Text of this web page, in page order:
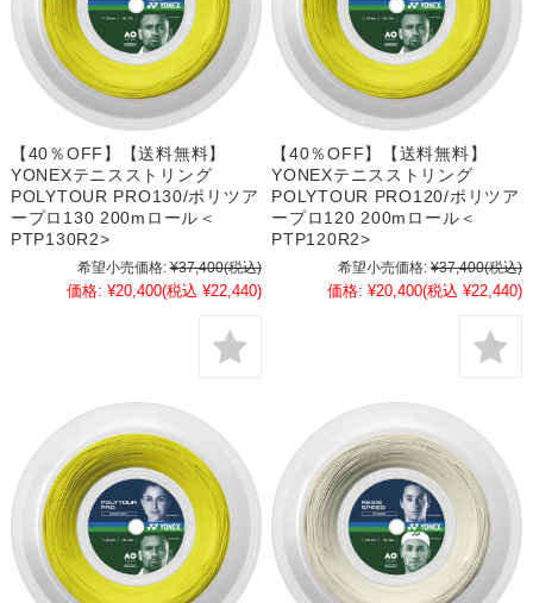
【40％OFF】【送料無料】
YONEXテニスストリング
POLYTOUR PRO130/ポリツア
ープロ130 200mロール＜
PTP130R2>
希望小売価格: ¥37,400(税込)
価格: ¥20,400(税込 ¥22,440)
【40％OFF】【送料無料】
YONEXテニスストリング
POLYTOUR PRO120/ポリツア
ープロ120 200mロール＜
PTP120R2>
希望小売価格: ¥37,400(税込)
価格: ¥20,400(税込 ¥22,440)